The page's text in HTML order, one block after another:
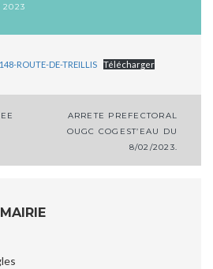
2023
ROUTE-DE-TREILLIS Télécharger
ARRETE PREFECTORAL
OUGC COGEST’EAU DU
8/02/2023.